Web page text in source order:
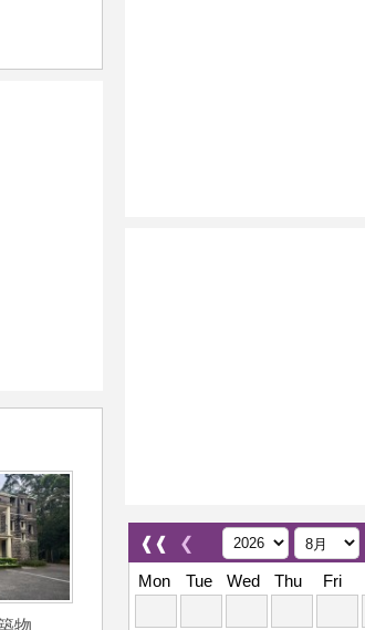
物
❰❰ ❮
Mon
Tue Wed Thu Fri